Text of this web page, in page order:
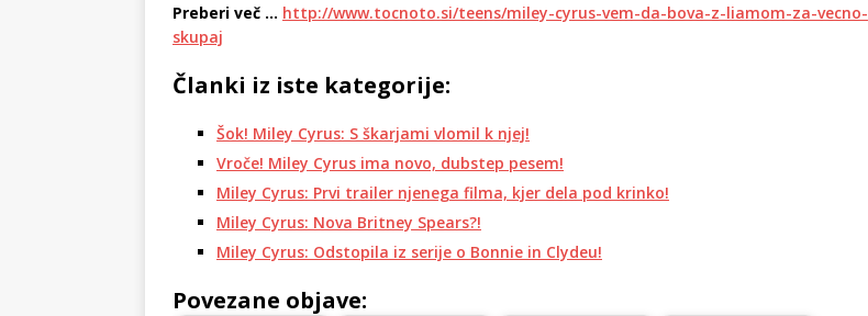
Preberi več … http://www.tocnoto.si/teens/miley-cyrus-vem-da-bova-z-liamom-za-vecno-
skupaj
Članki iz iste kategorije:
Šok! Miley Cyrus: S škarjami vlomil k njej!
Vroče! Miley Cyrus ima novo, dubstep pesem!
Miley Cyrus: Prvi trailer njenega filma, kjer dela pod krinko!
Miley Cyrus: Nova Britney Spears?!
Miley Cyrus: Odstopila iz serije o Bonnie in Clydeu!
Povezane objave: